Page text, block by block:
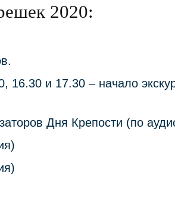
2020:
и 17.30 – начало
Дня Крепости (по